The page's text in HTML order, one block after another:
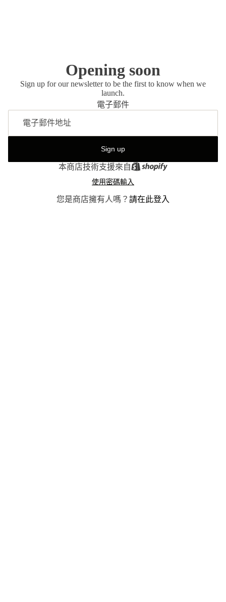
Opening soon
Sign up for our newsletter to be the first to know when we
launch.
電子郵件
Sign up
本商店技術支援來自
使用密碼輸入
您是商店擁有人嗎？ 請在此登入